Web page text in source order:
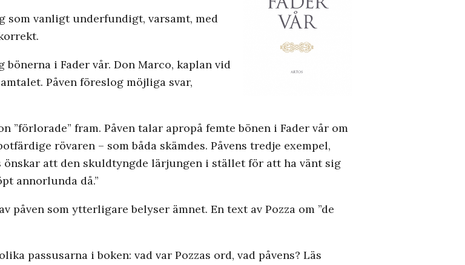
vanligt underfundigt, varsamt, med
i Fader vår. Don Marco, kaplan vid
Påven föreslog möjliga svar,
fram. Påven talar apropå femte bönen i Fader vår om
rövaren – som båda skämdes. Påvens tredje exempel,
önskar att den skuldtyngde lärjungen i stället för att ha vänt sig
annorlunda då.”
som ytterligare belyser ämnet. En text av Pozza om ”de
passusarna i boken: vad var Pozzas ord, vad påvens? Läs